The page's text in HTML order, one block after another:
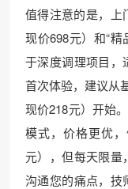
值得注意的是，上
现价698元）和“精
于深度调理项目，
首次体验，建议从
现价218元）开始
模式，价格更优
元），但每天限量
沟通您的痛点，技